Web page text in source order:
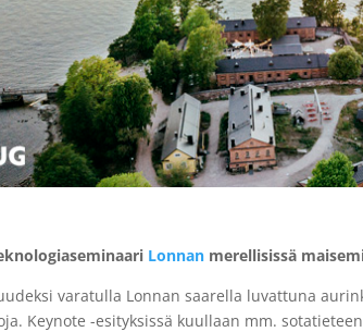
Lonnan merellisissä
varatulla Lonnan saarella luvattuna
Keynote -esityksissä kuullaan mm.